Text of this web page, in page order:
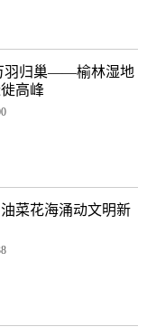
羽归巢——榆林湿地
高峰
菜花海涌动文明新